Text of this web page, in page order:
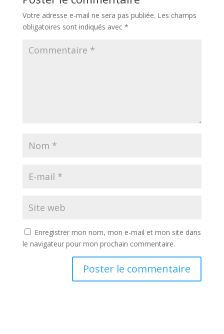
Votre adresse e-mail ne sera pas publiée. Les champs
obligatoires sont indiqués avec *
Enregistrer mon nom, mon e-mail et mon site dans
le navigateur pour mon prochain commentaire.